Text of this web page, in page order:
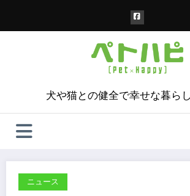
犬や猫との健全で幸せな暮ら
ニュース